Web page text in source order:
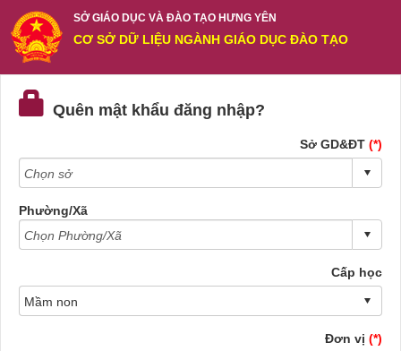
SỞ GIÁO DỤC VÀ ĐÀO TẠO HƯNG YÊN
CƠ SỞ DỮ LIỆU NGÀNH GIÁO DỤC ĐÀO TẠO
Quên mật khẩu đăng nhập?
Sở GD&ĐT (*)
Phường/Xã
Cấp học
Đơn vị (*)